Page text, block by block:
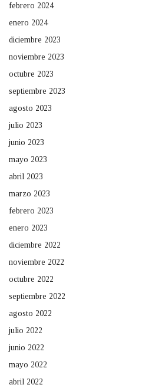
febrero 2024
enero 2024
diciembre 2023
noviembre 2023
octubre 2023
septiembre 2023
agosto 2023
julio 2023
junio 2023
mayo 2023
abril 2023
marzo 2023
febrero 2023
enero 2023
diciembre 2022
noviembre 2022
octubre 2022
septiembre 2022
agosto 2022
julio 2022
junio 2022
mayo 2022
abril 2022